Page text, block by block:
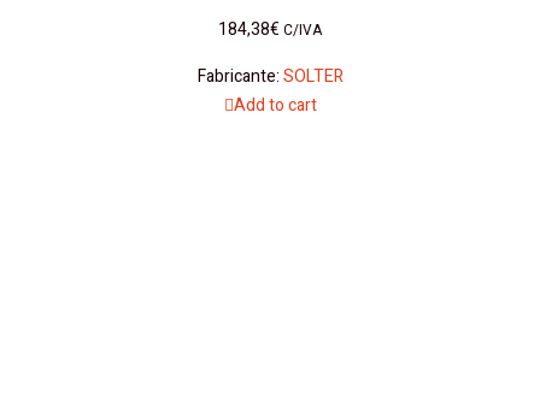
184,38€ C/IVA
Fabricante:SOLTER
Add to cart